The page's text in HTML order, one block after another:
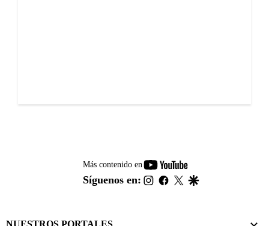
Más contenido en
youtube-
footer
Síguenos en: instagram
facebook
twitter
NUESTROS PORTALES